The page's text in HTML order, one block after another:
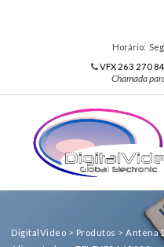
Horário:
VFX 263 270
Chamada
DigitalVideo > Produtos > Antena